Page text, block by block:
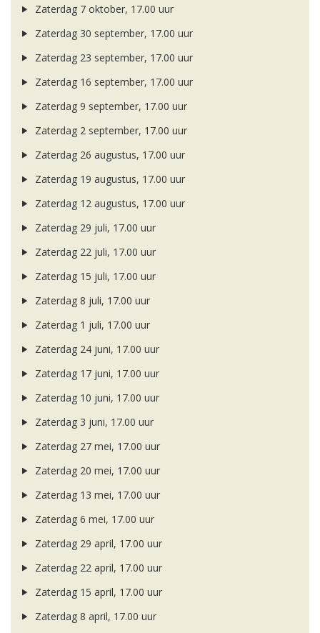
Zaterdag 7 oktober, 17.00 uur
Zaterdag 30 september, 17.00 uur
Zaterdag 23 september, 17.00 uur
Zaterdag 16 september, 17.00 uur
Zaterdag 9 september, 17.00 uur
Zaterdag 2 september, 17.00 uur
Zaterdag 26 augustus, 17.00 uur
Zaterdag 19 augustus, 17.00 uur
Zaterdag 12 augustus, 17.00 uur
Zaterdag 29 juli, 17.00 uur
Zaterdag 22 juli, 17.00 uur
Zaterdag 15 juli, 17.00 uur
Zaterdag 8 juli, 17.00 uur
Zaterdag 1 juli, 17.00 uur
Zaterdag 24 juni, 17.00 uur
Zaterdag 17 juni, 17.00 uur
Zaterdag 10 juni, 17.00 uur
Zaterdag 3 juni, 17.00 uur
Zaterdag 27 mei, 17.00 uur
Zaterdag 20 mei, 17.00 uur
Zaterdag 13 mei, 17.00 uur
Zaterdag 6 mei, 17.00 uur
Zaterdag 29 april, 17.00 uur
Zaterdag 22 april, 17.00 uur
Zaterdag 15 april, 17.00 uur
Zaterdag 8 april, 17.00 uur